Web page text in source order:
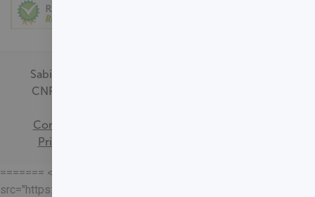
Sabin Medicina Diagnóstica -
CNPJ - 00.718.528/0001-09
Consentimento
Privacidade
======= <<<<<<< HEAD
src="https://loja.sabin.com.br//skin/frontend/sabin/default/